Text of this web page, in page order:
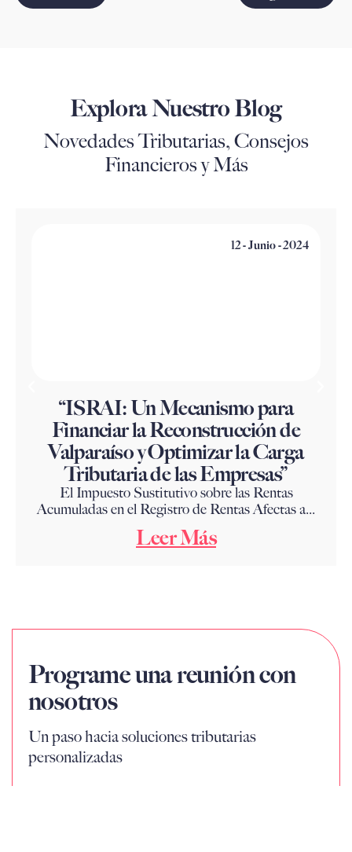
Explora Nuestro Blog
Novedades Tributarias, Consejos
Financieros y Más
12 - Junio - 2024
“ISRAI: Un Mecanismo para
Financiar la Reconstrucción de
Valparaíso y Optimizar la Carga
Tributaria de las Empresas”
El Impuesto Sustitutivo sobre las Rentas
Acumuladas en el Registro de Rentas Afectas a...
Leer Más
Programe una reunión con
nosotros
Un paso hacia soluciones tributarias
personalizadas